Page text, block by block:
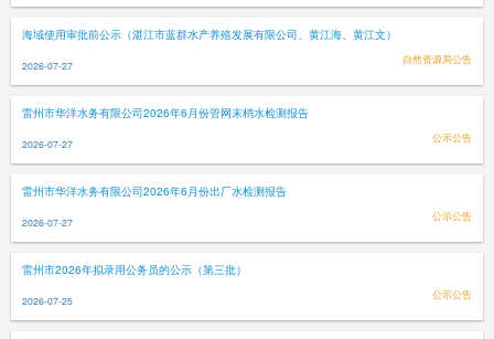
海域使用审批前公示（湛江市蓝群水产养殖发展有限公司、黄江海、黄江文）
2026-07-27 自然资源局公告
雷州市华洋水务有限公司2026年6月份管网末梢水检测报告
2026-07-27 公示公告
雷州市华洋水务有限公司2026年6月份出厂水检测报告
2026-07-27 公示公告
雷州市2026年拟录用公务员的公示（第三批）
2026-07-25 公示公告